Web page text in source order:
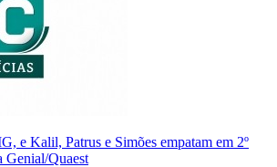
e Kalil, Patrus e Simões empatam em 2º
Genial/Quaest